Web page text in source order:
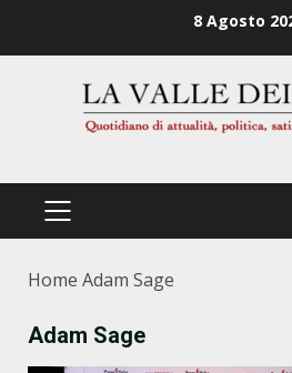
8 Agosto
PRIMÄRES
Home Adam Sage
Adam Sage